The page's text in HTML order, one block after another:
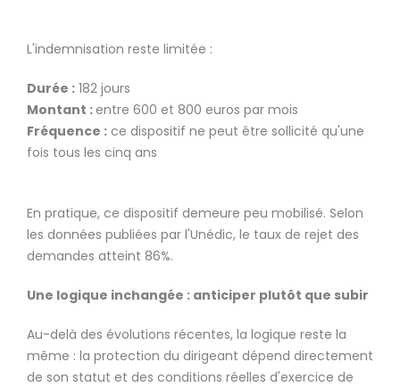
L'indemnisation reste limitée :
Durée : 182 jours
Montant : entre 600 et 800 euros par mois
Fréquence : ce dispositif ne peut être sollicité qu'une
fois tous les cinq ans
En pratique, ce dispositif demeure peu mobilisé. Selon
les données publiées par l'Unédic, le taux de rejet des
demandes atteint 86%.
Une logique inchangée : anticiper plutôt que subir
Au-delà des évolutions récentes, la logique reste la
même : la protection du dirigeant dépend directement
de son statut et des conditions réelles d'exercice de